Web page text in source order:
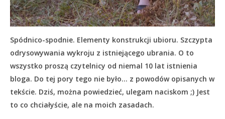
Spódnico-spodnie. Elementy konstrukcji ubioru. Szczypta
odrysowywania wykroju z istniejącego ubrania. O to
wszystko proszą czytelnicy od niemal 10 lat istnienia
bloga. Do tej pory tego nie było… z powodów opisanych w
tekście. Dziś, można powiedzieć, ulegam naciskom ;) Jest
to co chciałyście, ale na moich zasadach.